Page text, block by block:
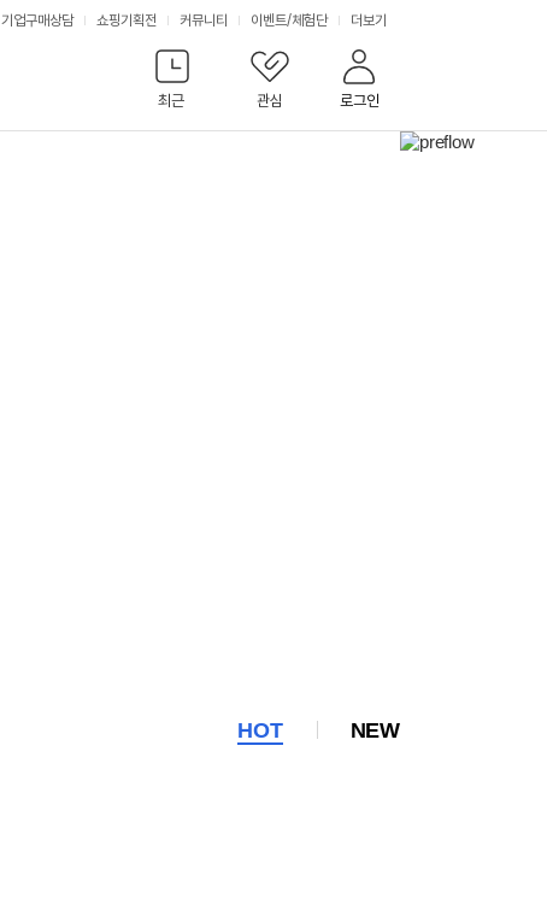
최근
관심 로그인
기업구매상담 쇼핑기획전 커뮤니티 이벤트/체험단 서
비
스
더보기
HOT NEW